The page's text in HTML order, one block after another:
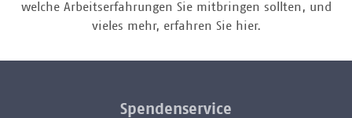
welche Arbeitserfahrungen Sie mitbringen sollten, und
vieles mehr, erfahren Sie hier.
Spendenservice